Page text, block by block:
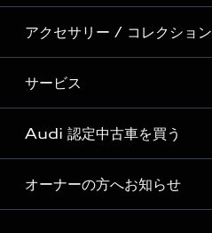
Audi Sport
Formula 1®
デジタルサービス
新車在庫検索
試乗車・展示車検索
見積り依頼
試乗予約
モデル一覧
特別仕様モデル / 限定モデル
e-tronラインアップ
価格シミュレーション
車両比較
アクセサリー / コレクション
純正アクセサリー
オンラインショップ
Audi collection
アウディナビアプリ
サービス
サービス入庫予約
サービスプログラム
メンテナンス
Audi 認定中古車を買う
Audi認定中古車
オーナーの方へお知らせ